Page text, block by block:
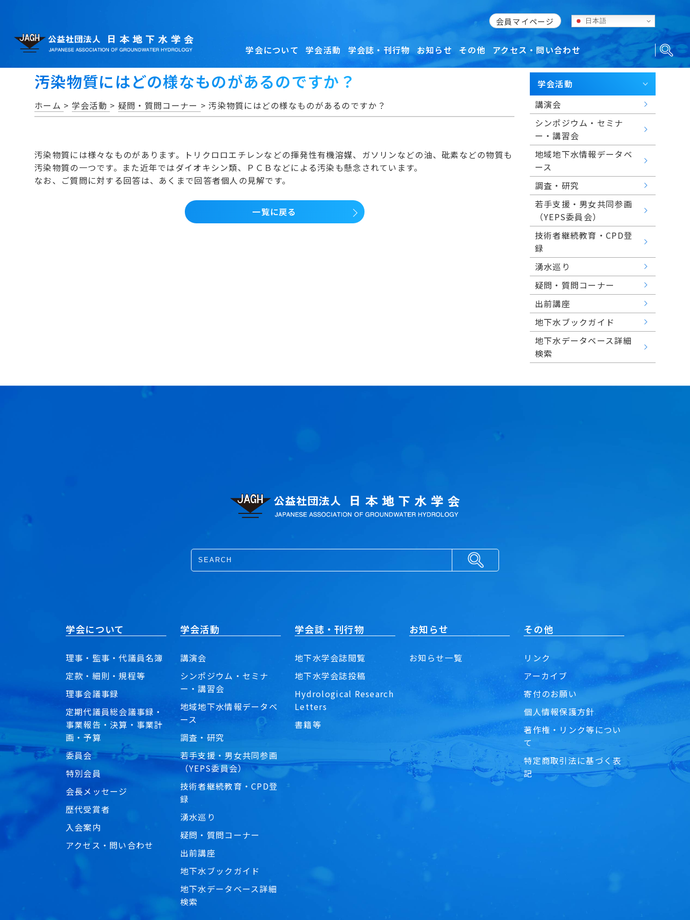
会員マイページ 日本語
学会について 学会活動 学会誌・刊行物 お知らせ その他 アクセス・問い合わせ
汚染物質にはどの様なものがあるのですか？
ホーム > 学会活動 > 疑問・質問コーナー >汚染物質にはどの様なものがあるのですか？
汚染物質には様々なものがあります。トリクロロエチレンなどの揮発性有機溶媒、ガソリンなどの油、砒素などの物質も
汚染物質の一つです。また近年ではダイオキシン類、ＰＣＢなどによる汚染も懸念されています。
なお、ご質問に対する回答は、あくまで回答者個人の見解です。
一覧に戻る
学会活動
講演会
シンポジウム・セミナ
ー・講習会
地域地下水情報データベ
ース
調査・研究
若手支援・男女共同参画
（YEPS委員会）
技術者継続教育・CPD登
録
湧水巡り
疑問・質問コーナー
出前講座
地下水ブックガイド
地下水データベース詳細
検索
学会について
理事・監事・代議員名簿
定款・細則・規程等
理事会議事録
定期代議員総会議事録・
事業報告・決算・事業計
画・予算
委員会
特別会員
会長メッセージ
歴代受賞者
入会案内
アクセス・問い合わせ
学会活動
講演会
シンポジウム・セミナ
ー・講習会
地域地下水情報データベ
ース
調査・研究
若手支援・男女共同参画
（YEPS委員会）
技術者継続教育・CPD登
録
湧水巡り
疑問・質問コーナー
出前講座
地下水ブックガイド
地下水データベース詳細
検索
学会誌・刊行物
地下水学会誌閲覧
地下水学会誌投稿
Hydrological Research
Letters
書籍等
お知らせ
お知らせ一覧
その他
リンク
アーカイブ
寄付のお願い
個人情報保護方針
著作権・リンク等につい
て
特定商取引法に基づく表
記